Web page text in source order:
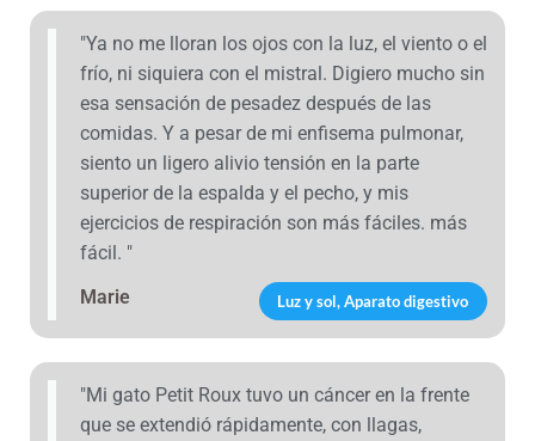
"Ya no me lloran los ojos con la luz, el viento o el
frío, ni siquiera con el mistral. Digiero mucho sin
esa sensación de pesadez después de las
comidas. Y a pesar de mi enfisema pulmonar,
siento un ligero alivio tensión en la parte
superior de la espalda y el pecho, y mis
ejercicios de respiración son más fáciles. más
fácil. "
Marie
Luz y sol, Aparato digestivo
"Mi gato Petit Roux tuvo un cáncer en la frente
que se extendió rápidamente, con llagas,